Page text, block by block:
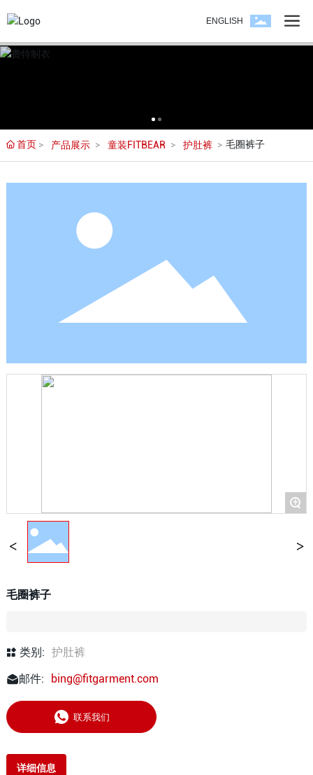
ENGLISH
首页 产品展示 童装FITBEAR 护肚裤 毛圈裤子
+
毛圈裤子
类别: 护肚裤
邮件:
bing@fitgarment.com
联系我们
详细信息